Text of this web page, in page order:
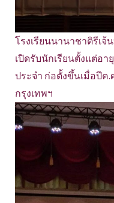
โรงเรียนนานาชาติรีเจ้
เปิดรับนักเรียนตั้งแต่อา
ประจำ ก่อตั้งขึ้นเมื่อปีค.
กรุงเทพฯ